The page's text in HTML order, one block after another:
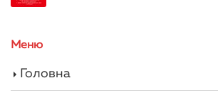
Меню
Головна